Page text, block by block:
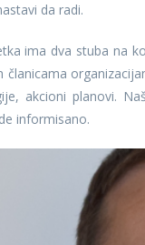
da radi.
ima dva stuba na
članicama
akcioni planovi.
informisano.